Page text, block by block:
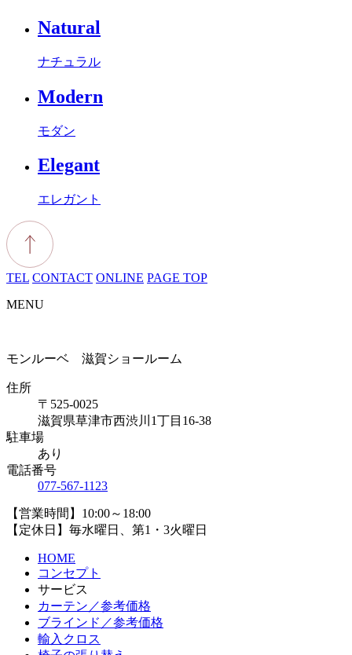
Natural
ナチュラル
Modern
モダン
Elegant
エレガント
TEL CONTACT ONLINE PAGE TOP
MENU
モンルーベ 滋賀ショールーム
住所
〒525-0025
滋賀県草津市西渋川1丁目16-38
駐車場
あり
電話番号
077-567-1123
【営業時間】10:00～18:00
【定休日】毎水曜日、第1・3火曜日
HOME
コンセプト
サービス
カーテン／参考価格
ブラインド／参考価格
輸入クロス